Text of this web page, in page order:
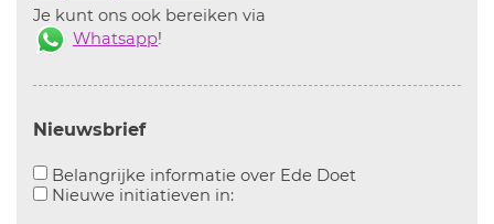
Je kunt ons ook bereiken via
Whatsapp!
Nieuwsbrief
Belangrijke informatie over Ede Doet
Nieuwe initiatieven in:Aanvinken om informatie over